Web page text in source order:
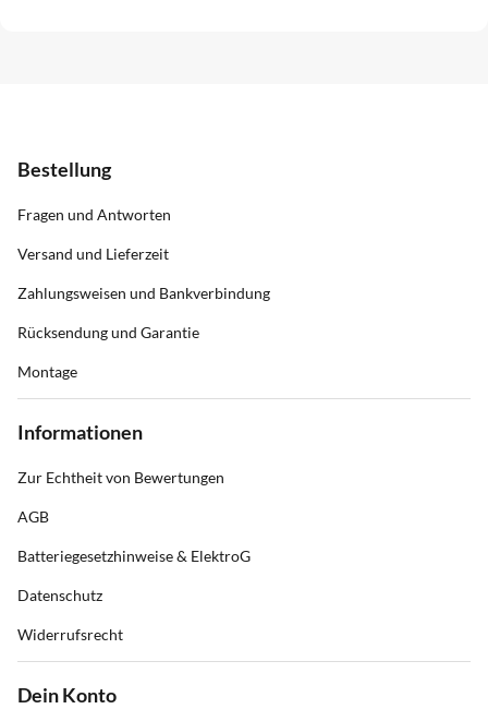
Bestellung
Fragen und Antworten
Versand und Lieferzeit
Zahlungsweisen und Bankverbindung
Rücksendung und Garantie
Montage
Informationen
Zur Echtheit von Bewertungen
AGB
Batteriegesetzhinweise & ElektroG
Datenschutz
Widerrufsrecht
Dein Konto